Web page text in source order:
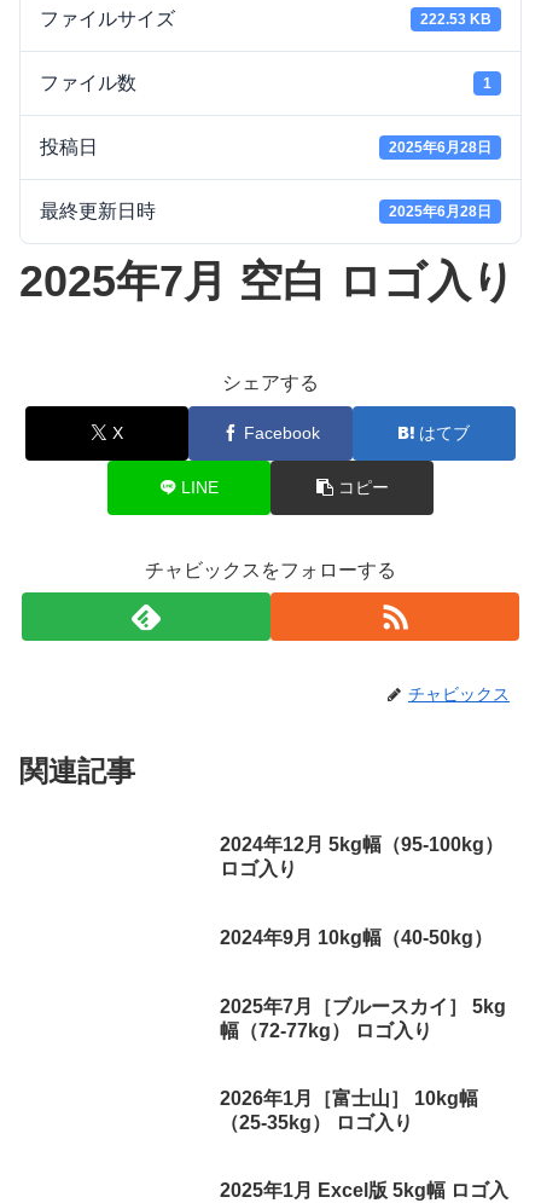
ファイルサイズ 222.53 KB
ファイル数 1
投稿日 2025年6月28日
最終更新日時 2025年6月28日
2025年7月 空白 ロゴ入り
シェアする
X Facebook はてブ
LINE コピー
チャビックスをフォローする
チャビックス
関連記事
2024年12月 5kg幅（95-100kg）
ロゴ入り
2024年9月 10kg幅（40-50kg）
2025年7月［ブルースカイ］ 5kg
幅（72-77kg） ロゴ入り
2026年1月［富士山］ 10kg幅
（25-35kg） ロゴ入り
2025年1月 Excel版 5kg幅 ロゴ入